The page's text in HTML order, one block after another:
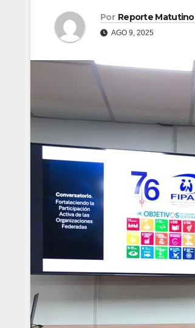
Por Reporte Matutino
AGO 9, 2025